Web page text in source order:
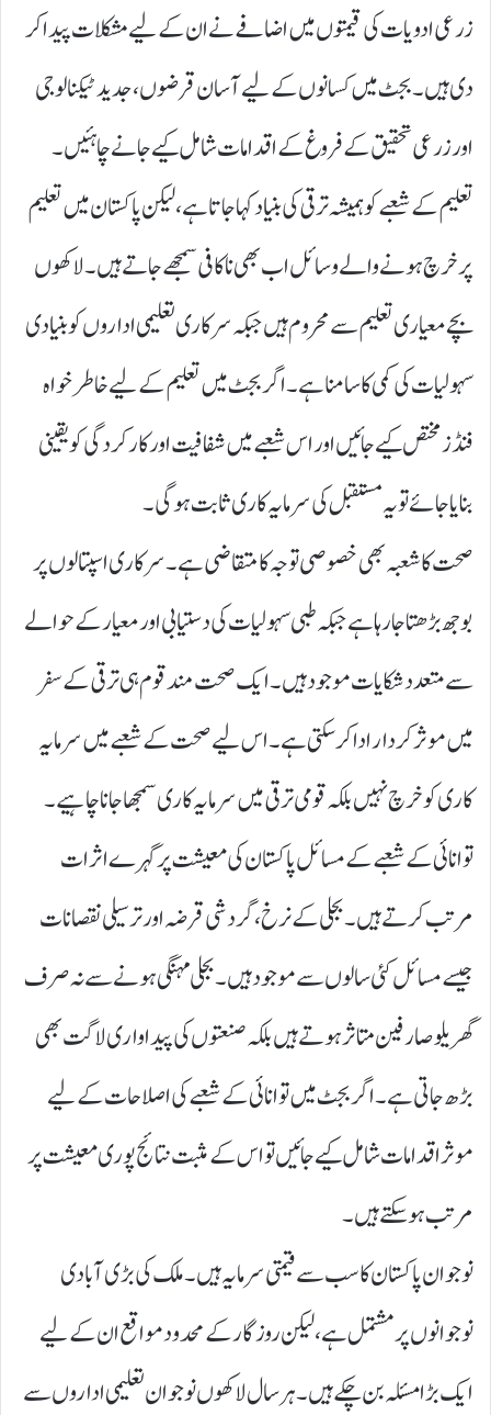
زرعی ادویات کی قیمتوں میں اضافے نے ان کے لیے مشکلات پیدا کر
دی ہیں۔ بجٹ میں کسانوں کے لیے آسان قرضوں، جدید ٹیکنالوجی
اور زرعی تحقیق کے فروغ کے اقدامات شامل کیے جانے چاہئیں۔
تعلیم کے شعبے کو ہمیشہ ترقی کی بنیاد کہا جاتا ہے، لیکن پاکستان میں تعلیم
پر خرچ ہونے والے وسائل اب بھی ناکافی سمجھے جاتے ہیں۔ لاکھوں
بچے معیاری تعلیم سے محروم ہیں جبکہ سرکاری تعلیمی اداروں کو بنیادی
سہولیات کی کمی کا سامنا ہے۔ اگر بجٹ میں تعلیم کے لیے خاطر خواہ
فنڈز مختص کیے جائیں اور اس شعبے میں شفافیت اور کارکردگی کو یقینی
بنایا جائے تو یہ مستقبل کی سرمایہ کاری ثابت ہوگی۔
صحت کا شعبہ بھی خصوصی توجہ کا متقاضی ہے۔ سرکاری اسپتالوں پر
بوجھ بڑھتا جا رہا ہے جبکہ طبی سہولیات کی دستیابی اور معیار کے حوالے
سے متعدد شکایات موجود ہیں۔ ایک صحت مند قوم ہی ترقی کے سفر
میں موثر کردار ادا کر سکتی ہے۔ اس لیے صحت کے شعبے میں سرمایہ
کاری کو خرچ نہیں بلکہ قومی ترقی میں سرمایہ کاری سمجھا جانا چاہیے۔
توانائی کے شعبے کے مسائل پاکستان کی معیشت پر گہرے اثرات
مرتب کرتے ہیں۔ بجلی کے نرخ، گردشی قرضہ اور ترسیلی نقصانات
جیسے مسائل کئی سالوں سے موجود ہیں۔ بجلی مہنگی ہونے سے نہ صرف
گھریلو صارفین متاثر ہوتے ہیں بلکہ صنعتوں کی پیداواری لاگت بھی
بڑھ جاتی ہے۔ اگر بجٹ میں توانائی کے شعبے کی اصلاحات کے لیے
موثر اقدامات شامل کیے جائیں تو اس کے مثبت نتائج پوری معیشت پر
مرتب ہو سکتے ہیں۔
نوجوان پاکستان کا سب سے قیمتی سرمایہ ہیں۔ ملک کی بڑی آبادی
نوجوانوں پر مشتمل ہے، لیکن روزگار کے محدود مواقع ان کے لیے
ایک بڑا مسئلہ بن چکے ہیں۔ ہر سال لاکھوں نوجوان تعلیمی اداروں سے